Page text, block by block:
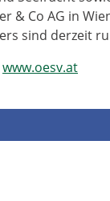
& Co AG in
sind derzeit
www.oesv.at